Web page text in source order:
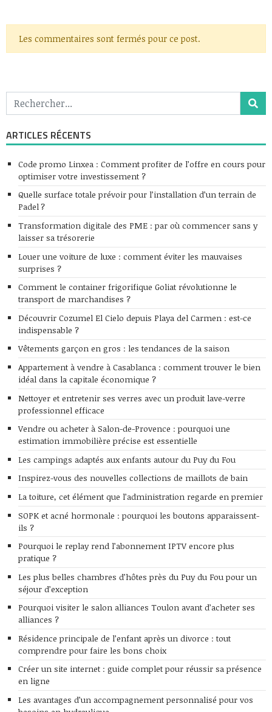
Les commentaires sont fermés pour ce post.
ARTICLES RÉCENTS
Code promo Linxea : Comment profiter de l’offre en cours pour
optimiser votre investissement ?
Quelle surface totale prévoir pour l’installation d’un terrain de
Padel ?
Transformation digitale des PME : par où commencer sans y
laisser sa trésorerie
Louer une voiture de luxe : comment éviter les mauvaises
surprises ?
Comment le container frigorifique Goliat révolutionne le
transport de marchandises ?
Découvrir Cozumel El Cielo depuis Playa del Carmen : est-ce
indispensable ?
Vêtements garçon en gros : les tendances de la saison
Appartement à vendre à Casablanca : comment trouver le bien
idéal dans la capitale économique ?
Nettoyer et entretenir ses verres avec un produit lave-verre
professionnel efficace
Vendre ou acheter à Salon-de-Provence : pourquoi une
estimation immobilière précise est essentielle
Les campings adaptés aux enfants autour du Puy du Fou
Inspirez-vous des nouvelles collections de maillots de bain
La toiture, cet élément que l’administration regarde en premier
SOPK et acné hormonale : pourquoi les boutons apparaissent-
ils ?
Pourquoi le replay rend l’abonnement IPTV encore plus
pratique ?
Les plus belles chambres d’hôtes près du Puy du Fou pour un
séjour d’exception
Pourquoi visiter le salon alliances Toulon avant d’acheter ses
alliances ?
Résidence principale de l’enfant après un divorce : tout
comprendre pour faire les bons choix
Créer un site internet : guide complet pour réussir sa présence
en ligne
Les avantages d’un accompagnement personnalisé pour vos